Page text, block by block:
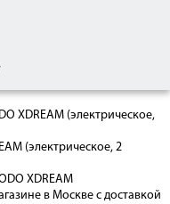
XDREAM (электрическое,
(электрическое, 2
XDREAM
в Москве с доставкой